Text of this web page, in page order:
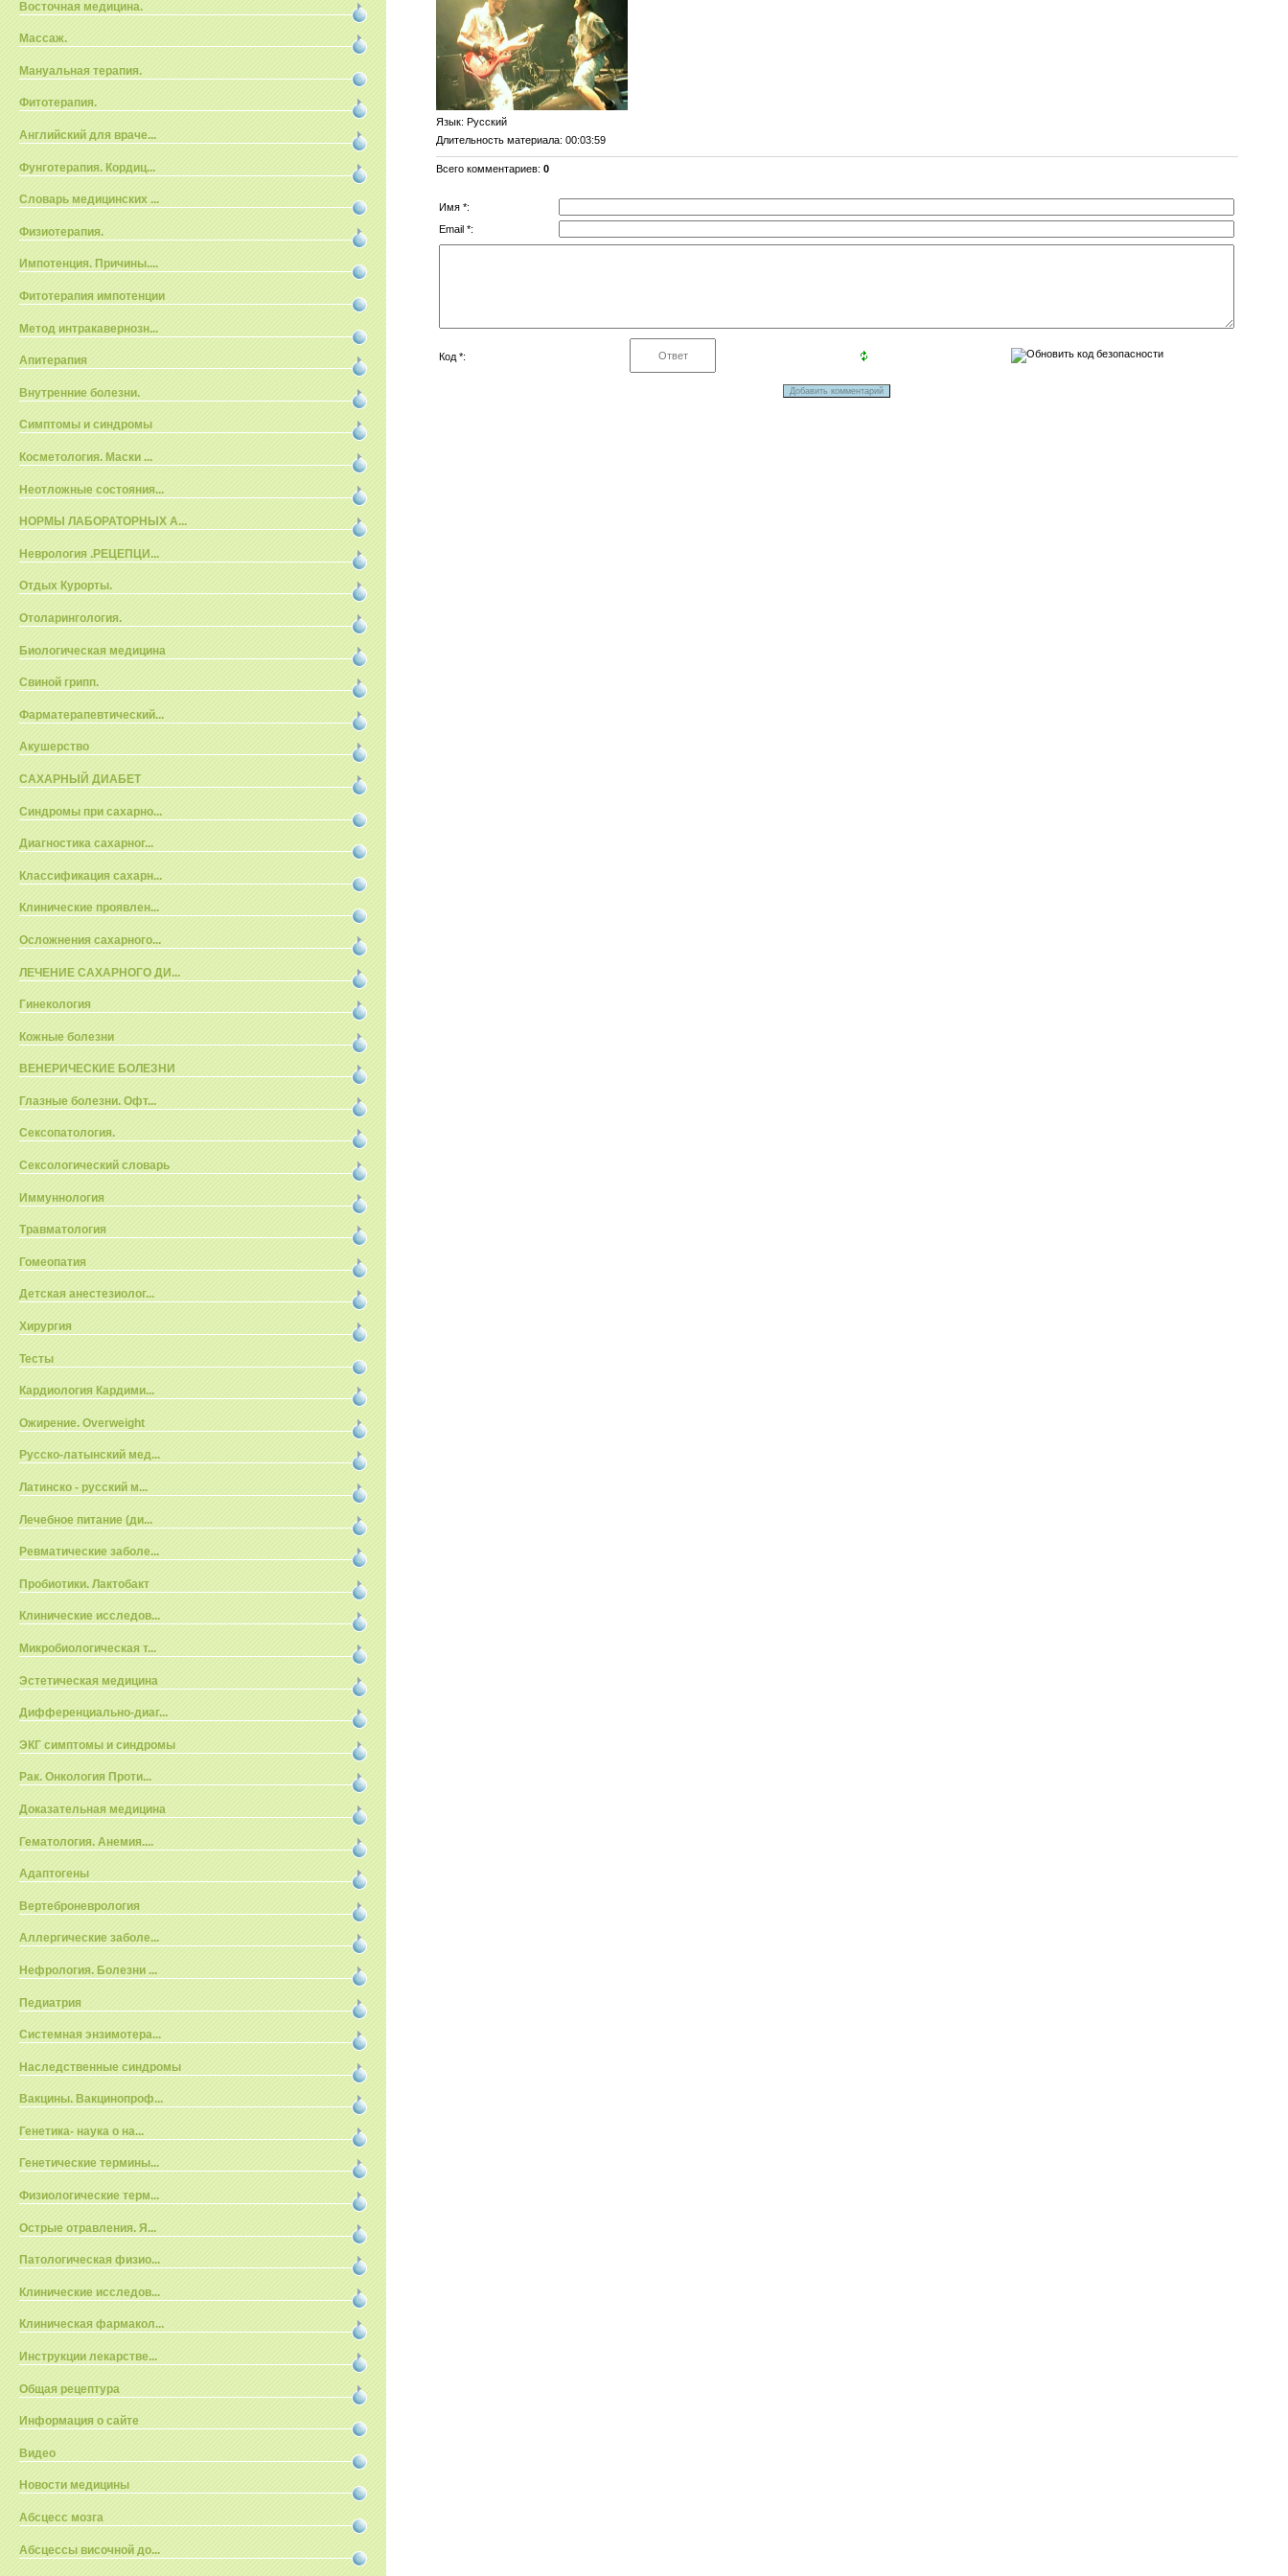
Восточная медицина.
Массаж.
Мануальная терапия.
Фитотерапия.
Английский для враче...
Фунготерапия. Кордиц...
Словарь медицинских ...
Физиотерапия.
Импотенция. Причины....
Фитотерапия импотенции
Метод интракавернозн...
Апитерапия
Внутренние болезни.
Симптомы и синдромы
Косметология. Маски ...
Неотложные состояния...
НОРМЫ ЛАБОРАТОРНЫХ А...
Неврология .РЕЦЕПЦИ...
Отдых Курорты.
Отоларингология.
Биологическая медицина
Свиной грипп.
Фарматерапевтический...
Акушерство
САХАРНЫЙ ДИАБЕТ
Синдромы при сахарно...
Диагностика сахарног...
Классификация сахарн...
Клинические проявлен...
Осложнения сахарного...
ЛЕЧЕНИЕ САХАРНОГО ДИ...
Гинекология
Кожные болезни
ВЕНЕРИЧЕСКИЕ БОЛЕЗНИ
Глазные болезни. Офт...
Сексопатология.
Сексологический словарь
Иммуннология
Травматология
Гомеопатия
Детская анестезиолог...
Хирургия
Тесты
Кардиология Кардими...
Ожирение. Overweight
Русско-латынский мед...
Латинско - русский м...
Лечебное питание (ди...
Ревматические заболе...
Пробиотики. Лактобакт
Клинические исследов...
Микробиологическая т...
Эстетическая медицина
Дифференциально-диаг...
ЭКГ симптомы и синдромы
Рак. Онкология Проти...
Доказательная медицина
Гематология. Анемия....
Адаптогены
Вертеброневрология
Аллергические заболе...
Нефрология. Болезни ...
Педиатрия
Системная энзимотера...
Наследственные синдромы
Вакцины. Вакцинопроф...
Генетика- наука о на...
Генетические термины...
Физиологические терм...
Острые отравления. Я...
Патологическая физио...
Клинические исследов...
Клиническая фармакол...
Инструкции лекарстве...
Общая рецептура
Информация о сайте
Видео
Новости медицины
Абсцесс мозга
Абсцессы височной до...
Язык: Русский
Длительность материала: 00:03:59
Всего комментариев:0
Имя *:
Email *:
Код *: